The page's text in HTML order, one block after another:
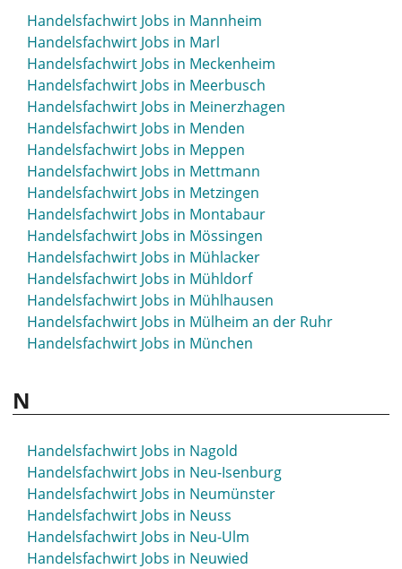
Handelsfachwirt Jobs in Mannheim
Handelsfachwirt Jobs in Marl
Handelsfachwirt Jobs in Meckenheim
Handelsfachwirt Jobs in Meerbusch
Handelsfachwirt Jobs in Meinerzhagen
Handelsfachwirt Jobs in Menden
Handelsfachwirt Jobs in Meppen
Handelsfachwirt Jobs in Mettmann
Handelsfachwirt Jobs in Metzingen
Handelsfachwirt Jobs in Montabaur
Handelsfachwirt Jobs in Mössingen
Handelsfachwirt Jobs in Mühlacker
Handelsfachwirt Jobs in Mühldorf
Handelsfachwirt Jobs in Mühlhausen
Handelsfachwirt Jobs in Mülheim an der Ruhr
Handelsfachwirt Jobs in München
N
Handelsfachwirt Jobs in Nagold
Handelsfachwirt Jobs in Neu-Isenburg
Handelsfachwirt Jobs in Neumünster
Handelsfachwirt Jobs in Neuss
Handelsfachwirt Jobs in Neu-Ulm
Handelsfachwirt Jobs in Neuwied